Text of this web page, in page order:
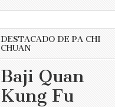
DESTACADO DE PA CHI
CHUAN
Baji Quan
Kung Fu